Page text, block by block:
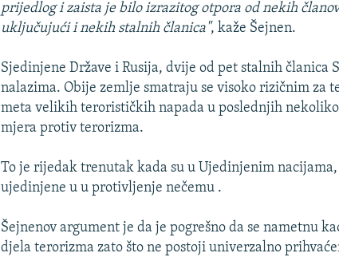
prijedlog i zaista je bilo izrazitog otpora od nekih
uključujući i nekih stalnih članica", kaže Šejnen.
Sjedinjene Države i Rusija, dvije od pet stalnih članica
nalazima. Obije zemlje smatraju se visoko rizičnim za
meta velikih terorističkih napada u poslednjih
mjera protiv terorizma.
To je rijedak trenutak kada su u Ujedinjenim
ujedinjene u u protivljenje nečemu .
Šejnenov argument je da je pogrešno da se nametnu
djela terorizma zato što ne postoji univerzalno